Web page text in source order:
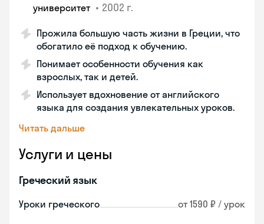
университет • 2002 г.
Прожила большую часть жизни в Греции, что
обогатило её подход к обучению.
Понимает особенности обучения как
взрослых, так и детей.
Использует вдохновение от английского
языка для создания увлекательных уроков.
Читать дальше
Услуги и цены
Греческий язык
Уроки греческого от 1590 ₽ / урок